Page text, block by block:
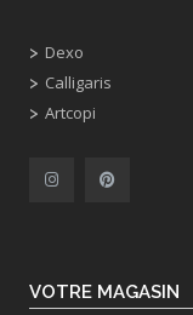
Dexo
Calligaris
Artcopi
VOTRE MAGASIN